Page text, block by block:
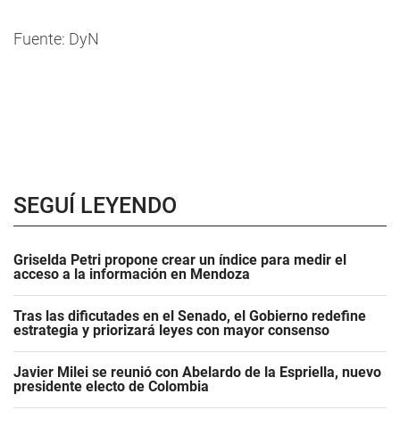
Fuente: DyN
SEGUÍ LEYENDO
Griselda Petri propone crear un índice para medir el
acceso a la información en Mendoza
Tras las dificutades en el Senado, el Gobierno redefine
estrategia y priorizará leyes con mayor consenso
Javier Milei se reunió con Abelardo de la Espriella, nuevo
presidente electo de Colombia